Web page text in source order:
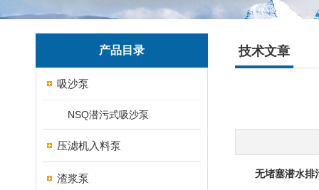
产品目录
吸沙泵
NSQ潜污式吸沙泵
压滤机入料泵
渣浆泵
技术文章
无堵塞潜水排